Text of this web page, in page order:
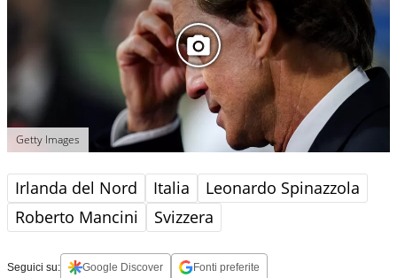
Getty Images
Irlanda del Nord Italia
Leonardo Spinazzola
Roberto Mancini
Svizzera
Seguici su: Google Discover Fonti preferite